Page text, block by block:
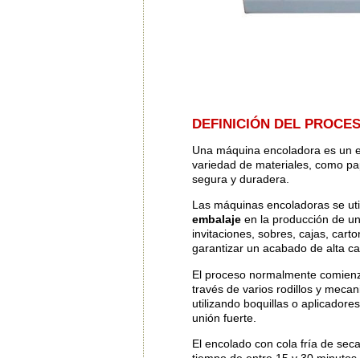
DEFINICIÓN DEL
Una máquina encoladora es un
variedad de materiales, como
segura y duradera.
Las máquinas encoladoras se
embalaje en la producción de
invitaciones, sobres, cajas,
garantizar un acabado de alta
El proceso normalmente
través de varios rodillos y
utilizando boquillas o
unión fuerte.
El encolado con cola fría de